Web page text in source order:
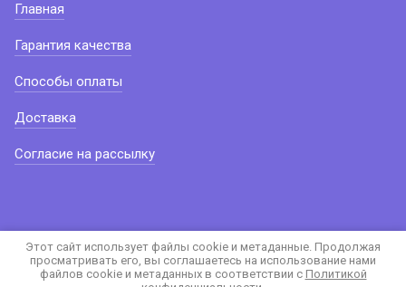
Главная
Гарантия качества
Способы оплаты
Доставка
Согласие на рассылку
Этот сайт использует файлы cookie и метаданные. Продолжая
просматривать его, вы соглашаетесь на использование нами
файлов cookie и метаданных в соответствии с Политикой